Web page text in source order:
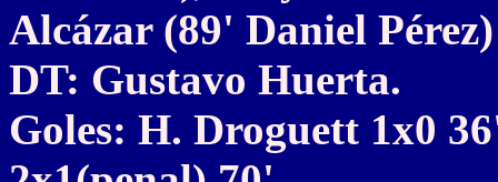
Alcázar (89' Daniel
DT: Gustavo Huerta.
Goles: H. Droguett 1x0